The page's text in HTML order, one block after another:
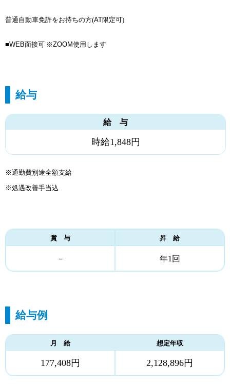
普通自動車免許をお持ちの方(AT限定可)
■WEB面接可 ※ZOOM使用します
給与
給 与
時給1,848円
※通勤費別途全額支給
※処遇改善手当込
賞 与 昇 給
－ 年1回
給与例
月 給 想定年収
177,408円 2,128,896円